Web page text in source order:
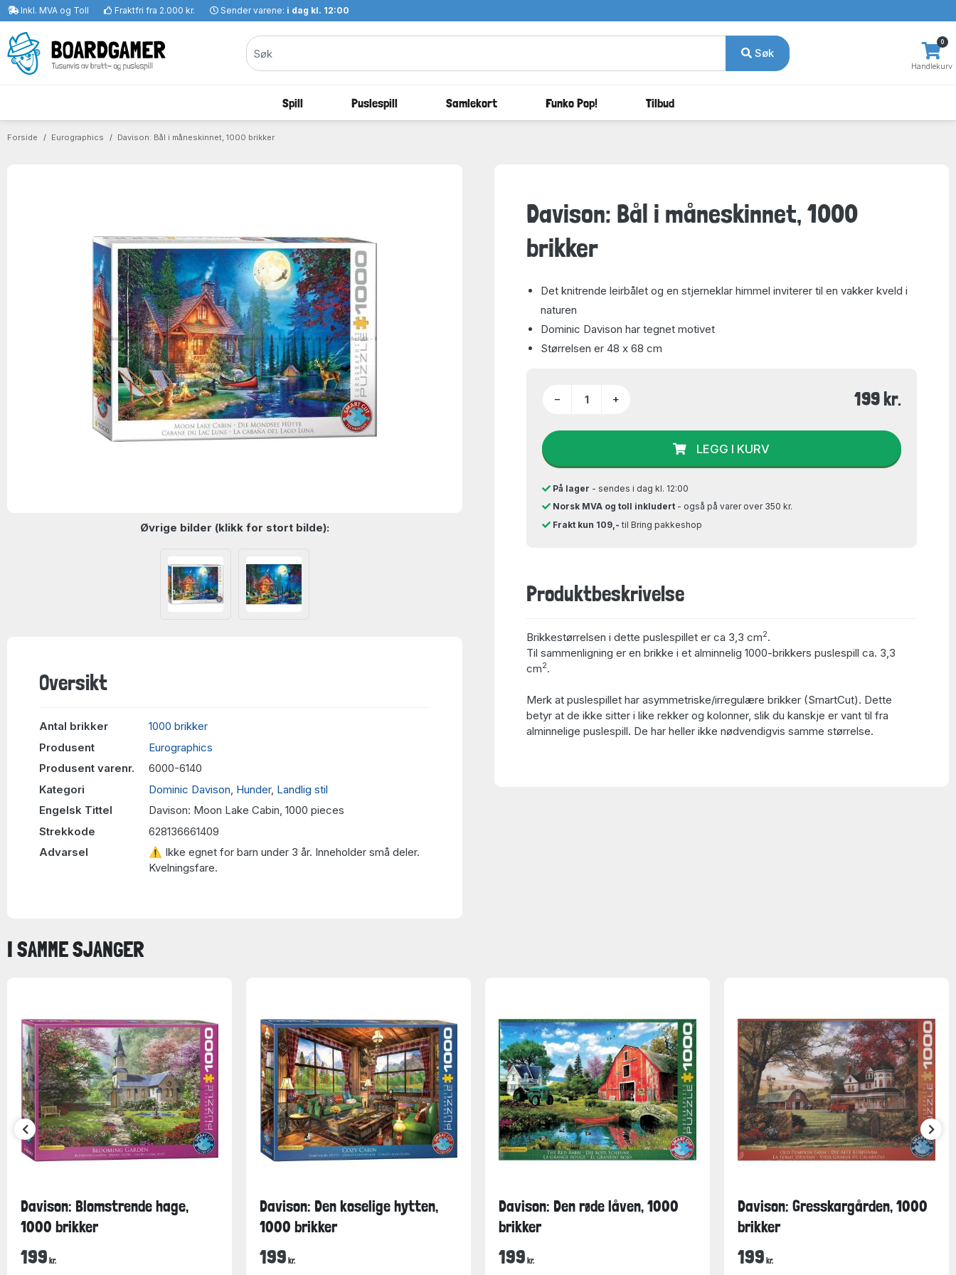
Inkl. MVA og Toll Fraktfri fra 2.000 kr. Sender varene: i dag kl. 12:00
Søk
Handlekurv
0
Spill Puslespill Samlekort Funko Pop! Tilbud
Forside Eurographics Davison: Bål i måneskinnet, 1000 brikker
Øvrige bilder (klikk for stort bilde):
Oversikt
Antal brikker
1000 brikker
Produsent
Eurographics
Produsent varenr.
6000-6140
Kategori
Dominic Davison Hunder, Landlig stil
Engelsk Tittel
Davison: Moon Lake Cabin, 1000 pieces
Strekkode
628136661409
Advarsel
⚠ Ikke egnet for barn under 3 år. Inneholder små deler.
Kvelningsfare.
Davison: Bål i måneskinnet, 1000
brikker
Det knitrende leirbålet og en stjerneklar himmel inviterer til en vakker kveld i
naturen
Dominic Davison har tegnet motivet
Størrelsen er 48 x 68 cm
− + 199 kr.
LEGG I KURV
På lager - sendes i dag kl. 12:00
Norsk MVA og toll inkludert - også på varer over 350 kr.
Frakt kun 109,- til Bring pakkeshop
Produktbeskrivelse
Brikkestørrelsen i dette puslespillet er ca 3,3 cm2.
Til sammenligning er en brikke i et alminnelig 1000-brikkers puslespill ca. 3,3
cm2.
Merk at puslespillet har asymmetriske/irregulære brikker (SmartCut). Dette
betyr at de ikke sitter i like rekker og kolonner, slik du kanskje er vant til fra
alminnelige puslespill. De har heller ikke nødvendigvis samme størrelse.
I SAMME SJANGER
Davison: Blomstrende hage,
1000 brikker
199 kr.
Davison: Den koselige hytten,
1000 brikker
199 kr.
Davison: Den røde låven, 1000
brikker
199 kr.
Davison: Gresskargården, 1000
brikker
199 kr.